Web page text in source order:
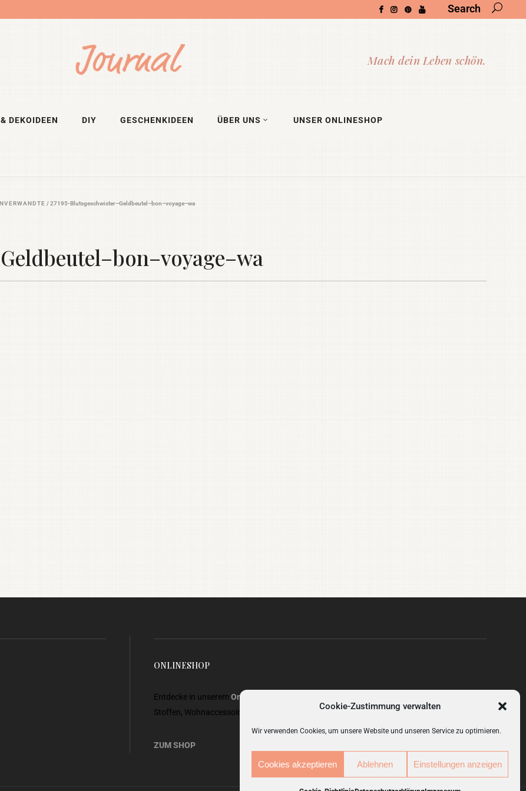
Cookie-Zustimmung verwalten
Wir verwenden Cookies, um unsere Website und unseren Service zu optimieren.
Cookies akzeptieren Ablehnen Einstellungen anzeigen
Search
DEKOIDEEN DIY GESCHENKIDEEN ÜBER UNS UNSER ONLINESHOP
/27195-Blutsgeschwister–Geldbeutel–bon–voyage–wa
ONLINESHOP
Entdecke in unserem Onlineshop
Stoffen, Wohnaccessoires, Geschenkideen und Mode.
ZUM SHOP